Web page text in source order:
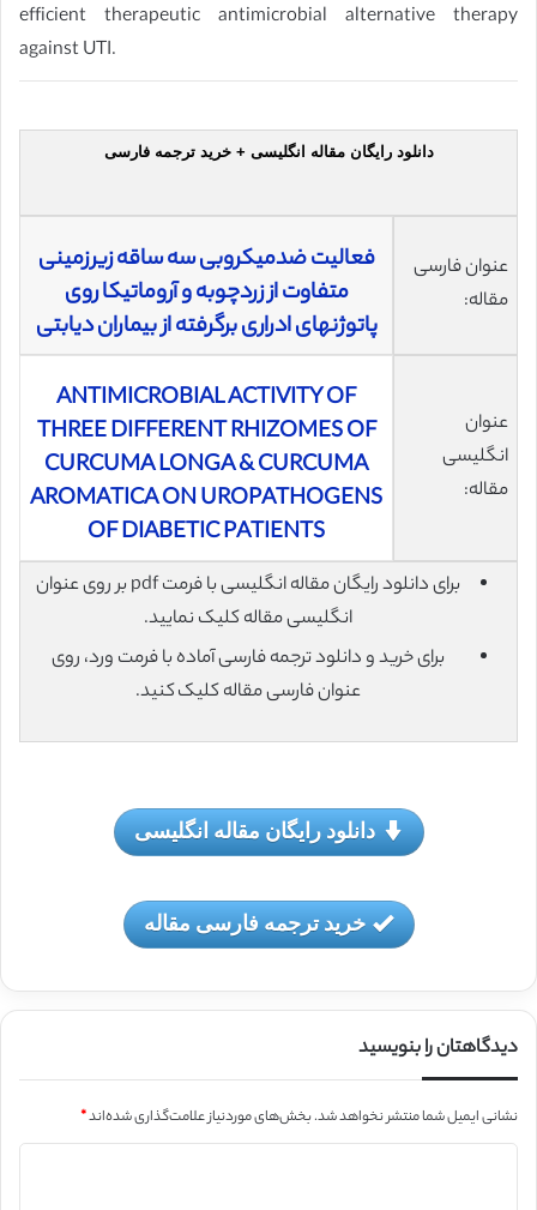
efficient therapeutic antimicrobial alternative therapy
against UTI.
دانلود رایگان مقاله انگلیسی + خرید ترجمه فارسی
عنوان فارسی
مقاله:
فعالیت ضدمیکروبی سه ساقه زیرزمینی
متفاوت از زردچوبه و آروماتیکا روی
پاتوژنهای ادراری برگرفته از بیماران دیابتی
عنوان
انگلیسی
مقاله:
ANTIMICROBIAL ACTIVITY OF
THREE DIFFERENT RHIZOMES OF
CURCUMA LONGA & CURCUMA
AROMATICA ON UROPATHOGENS
OF DIABETIC PATIENTS
برای دانلود رایگان مقاله انگلیسی با فرمت pdf بر روی عنوان
انگلیسی مقاله کلیک نمایید.
برای خرید و دانلود ترجمه فارسی آماده با فرمت ورد، روی
عنوان فارسی مقاله کلیک کنید.
دانلود رایگان مقاله انگلیسی
خرید ترجمه فارسی مقاله
دیدگاهتان را بنویسید
نشانی ایمیل شما منتشر نخواهد شد.بخش‌های موردنیاز علامت‌گذاری شده‌اند*